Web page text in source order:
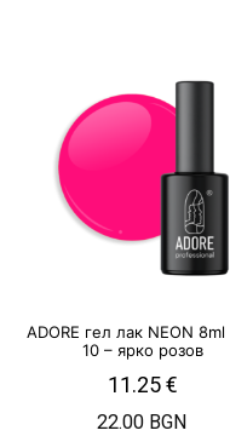
ADORE гел лак NEON
10 – ярко розов
11.25€
22.00 BGN